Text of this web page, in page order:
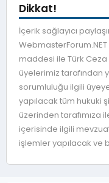
Dikkat!
İçerik sağlayıcı
WebmasterForum.NET
maddesi ile Türk Ceza
üyelerimiz tarafından
sorumluluğu ilgili
yapılacak tüm hukuki
üzerinden tarafımıza
içerisinde ilgili
işlemler yapılacak ve